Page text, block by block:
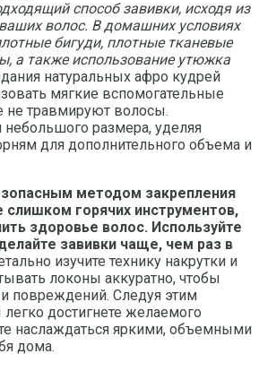
способ завивки, исходя из
волос. В домашних условиях
бигуди, плотные тканевые
а также использование утюжка
натуральных афро кудрей
мягкие вспомогательные
не травмируют волосы.
небольшого размера, уделяя
для дополнительного объема и
методом закрепления
слишком горячих инструментов,
здоровье волос. Используйте
завивки чаще, чем раз в
изучите технику накрутки и
локоны аккуратно, чтобы
повреждений. Следуя этим
достигнете желаемого
наслаждаться яркими, объемными
дома.